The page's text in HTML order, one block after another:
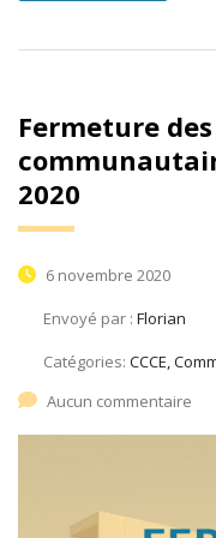
Fermeture
2020
6 novembre 2020
Envoyé par : Florian
Catégories: CCCE,
Aucun commentaire